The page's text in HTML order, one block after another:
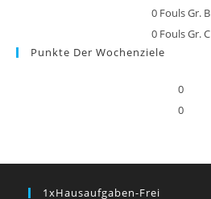
0 Fouls Gr. B
0 Fouls Gr. C
Punkte Der Wochenziele
0
0
1xHausaufgaben-Frei